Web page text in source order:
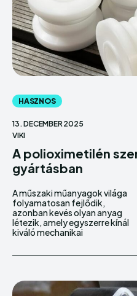
HASZNOS
13. DECEMBER 2025
VIKI
A polioximetilén
gyártásban
A műszaki műanyagok világa
folyamatosan fejlődik,
azonban kevés olyan anyag
létezik, amely egyszerre kínál
kiváló mechanikai
tulajdonságokat, könnyű
megmunkálhatóságot és
megbízható tartósságot. A